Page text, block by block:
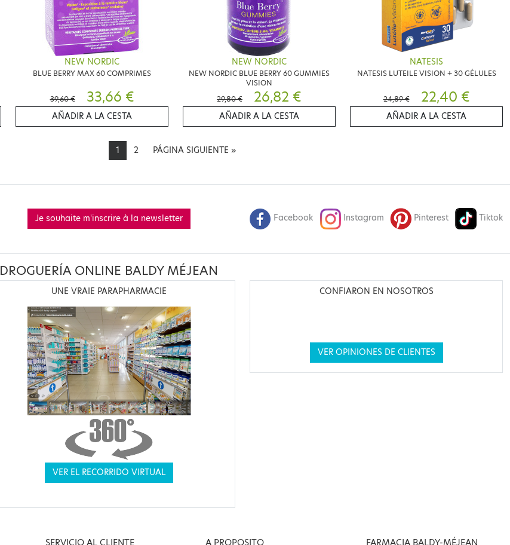
NEW NORDIC
BLUE BERRY MAX 60 COMPRIMES
39,60 € 33,66 €
AÑADIR A LA CESTA
NEW NORDIC
NEW NORDIC BLUE BERRY 60 GUMMIES
VISION
29,80 €
26,82 €
AÑADIR A LA CESTA
NATESIS
NATESIS LUTEILE VISION + 30 GÉLULES
24,89 € 22,40 €
AÑADIR A LA CESTA
1 2 PÁGINA SIGUIENTE »
Je souhaite m'inscrire à la newsletter Facebook Instagram Pinterest Tiktok
DROGUERÍA ONLINE BALDY MÉJEAN
UNE VRAIE PARAPHARMACIE
VER EL RECORRIDO VIRTUAL
CONFIARON EN NOSOTROS
VER OPINIONES DE CLIENTES
SERVICIO AL CLIENTE A PROPOSITO FARMACIA BALDY-MÉJEAN